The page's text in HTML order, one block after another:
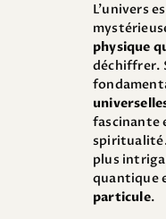
L’univers
physique
déchiffrer.
fascinante
spiritualité.
plus
quantique
particule.